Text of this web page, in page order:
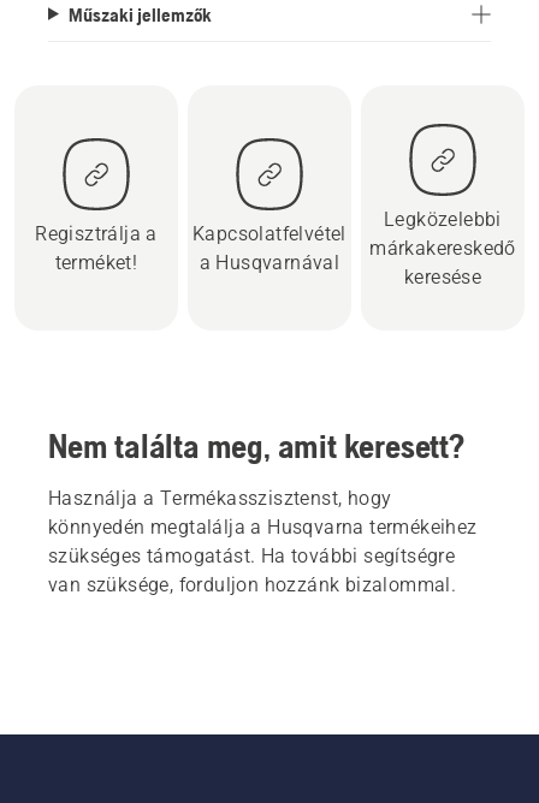
Műszaki jellemzők
Regisztrálja a
terméket!
Kapcsolatfelvétel
a Husqvarnával
Legközelebbi
márkakereskedő
keresése
Nem találta meg, amit keresett?
Használja a Termékasszisztenst, hogy
könnyedén megtalálja a Husqvarna termékeihez
szükséges támogatást. Ha további segítségre
van szüksége, forduljon hozzánk bizalommal.